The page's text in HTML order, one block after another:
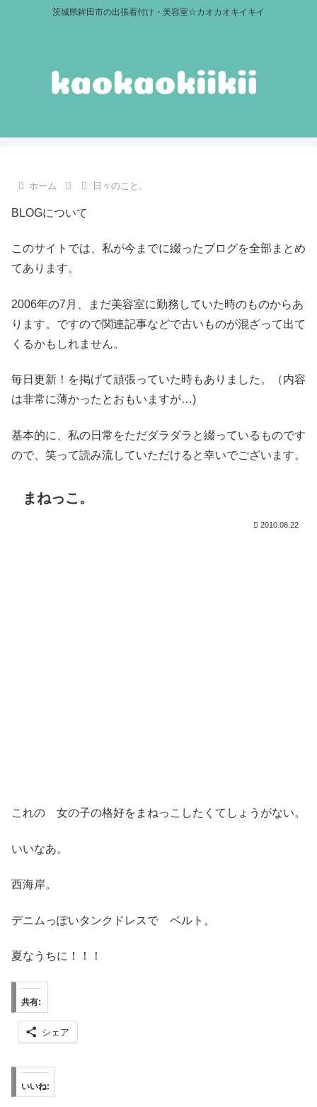
茨城県鉾田市の出張着付け・美容室☆カオカオキイキイ
ホーム 日々のこと。
BLOGについて
このサイトでは、私が今までに綴ったブログを全部まとめ
てあります。
2006年の7月、まだ美容室に勤務していた時のものからあ
ります。ですので関連記事などで古いものが混ざって出て
くるかもしれません。
毎日更新！を掲げて頑張っていた時もありました。（内容
は非常に薄かったとおもいますが…)
基本的に、私の日常をただダラダラと綴っているものです
ので、笑って読み流していただけると幸いでございます。
まねっこ。
2010.08.22
これの 女の子の格好をまねっこしたくてしょうがない。
いいなあ。
西海岸。
デニムっぽいタンクドレスで ベルト。
夏なうちに！！！
共有:
シェア
いいね: